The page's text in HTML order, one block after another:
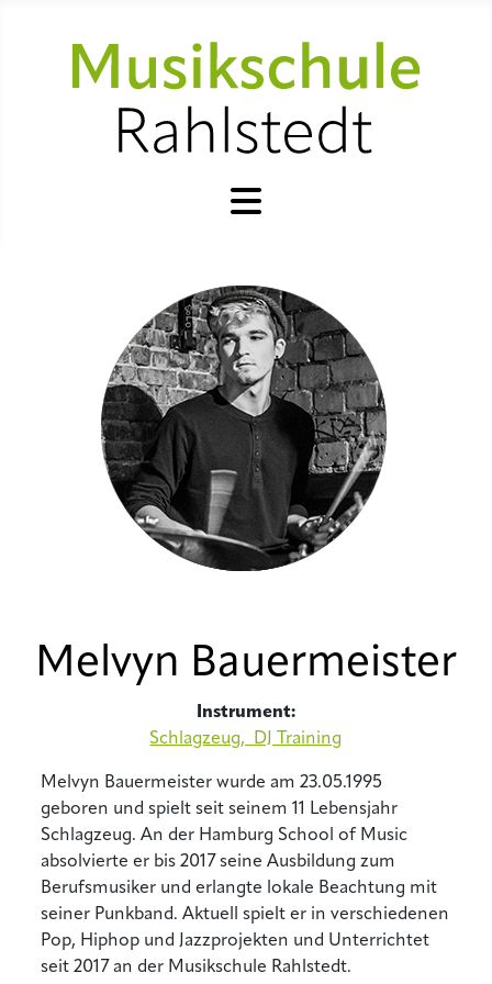
Melvyn Bauermeister
Instrument:
Schlagzeug,
DJ Training
Melvyn Bauermeister wurde am 23.05.1995
geboren und spielt seit seinem 11 Lebensjahr
Schlagzeug. An der Hamburg School of Music
absolvierte er bis 2017 seine Ausbildung zum
Berufsmusiker und erlangte lokale Beachtung mit
seiner Punkband. Aktuell spielt er in verschiedenen
Pop, Hiphop und Jazzprojekten und Unterrichtet
seit 2017 an der Musikschule Rahlstedt.